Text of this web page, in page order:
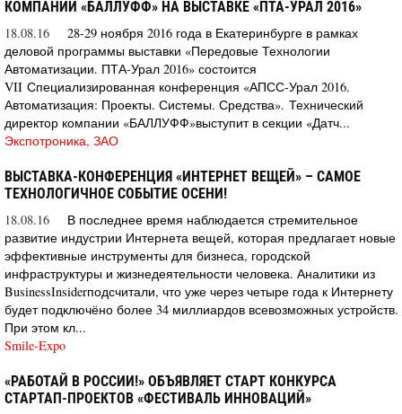
КОМПАНИИ «БАЛЛУФФ» НА ВЫСТАВКЕ «ПТА-УРАЛ 2016»
18.08.16
28-29 ноября 2016 года в Екатеринбурге в рамках
деловой программы выставки «Передовые Технологии
Автоматизации. ПТА-Урал 2016» состоится
VII Специализированная конференция «АПСС-Урал 2016.
Автоматизация: Проекты. Системы. Средства». Технический
директор компании «БАЛЛУФФ»выступит в секции «Датч...
Экспотроника, ЗАО
ВЫСТАВКА-КОНФЕРЕНЦИЯ «ИНТЕРНЕТ ВЕЩЕЙ» – САМОЕ
ТЕХНОЛОГИЧНОЕ СОБЫТИЕ ОСЕНИ!
18.08.16
В последнее время наблюдается стремительное
развитие индустрии Интернета вещей, которая предлагает новые
эффективные инструменты для бизнеса, городской
инфраструктуры и жизнедеятельности человека. Аналитики из
BusinessInsiderподсчитали, что уже через четыре года к Интернету
будет подключёно более 34 миллиардов всевозможных устройств.
При этом кл...
Smile-Expo
«РАБОТАЙ В РОССИИ!» ОБЪЯВЛЯЕТ СТАРТ КОНКУРСА
СТАРТАП-ПРОЕКТОВ «ФЕСТИВАЛЬ ИННОВАЦИЙ»